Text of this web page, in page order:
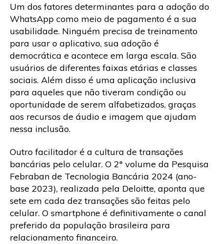
Um dos fatores determinantes para a adoção do
WhatsApp como meio de pagamento é a sua
usabilidade. Ninguém precisa de treinamento
para usar o aplicativo, sua adoção é
democrática e acontece em larga escala. São
usuários de diferentes faixas etárias e classes
sociais. Além disso é uma aplicação inclusiva
para aqueles que não tiveram condição ou
oportunidade de serem alfabetizados, graças
aos recursos de áudio e imagem que ajudam
nessa inclusão.
Outro facilitador é a cultura de transações
bancárias pelo celular. O 2° volume da Pesquisa
Febraban de Tecnologia Bancária 2024 (ano-
base 2023), realizada pela Deloitte, aponta que
sete em cada dez transações são feitas pelo
celular. O smartphone é definitivamente o canal
preferido da população brasileira para
relacionamento financeiro.